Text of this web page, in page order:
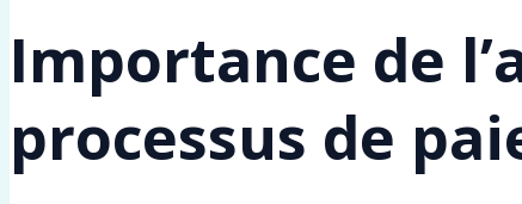
Importance de
processus de